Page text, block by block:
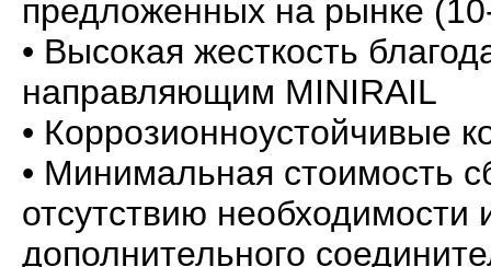
предложенных на рынке
• Высокая жесткость
направляющим MINIRAIL
• Коррозионноустойчивые
• Минимальная стоимость
отсутствию необходимости
дополнительного